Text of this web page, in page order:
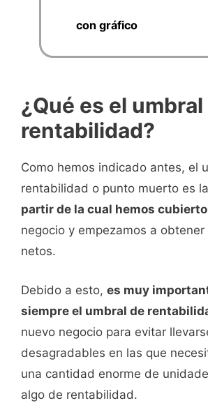
con gráfico
¿Qué es el umbral
rentabilidad?
Como hemos indicado antes, el
rentabilidad o punto muerto es la
partir de la cual hemos
negocio y empezamos a
netos.
Debido a esto, es muy
siempre el umbral de
nuevo negocio para evitar
desagradables en las que
una cantidad enorme de
algo de rentabilidad.